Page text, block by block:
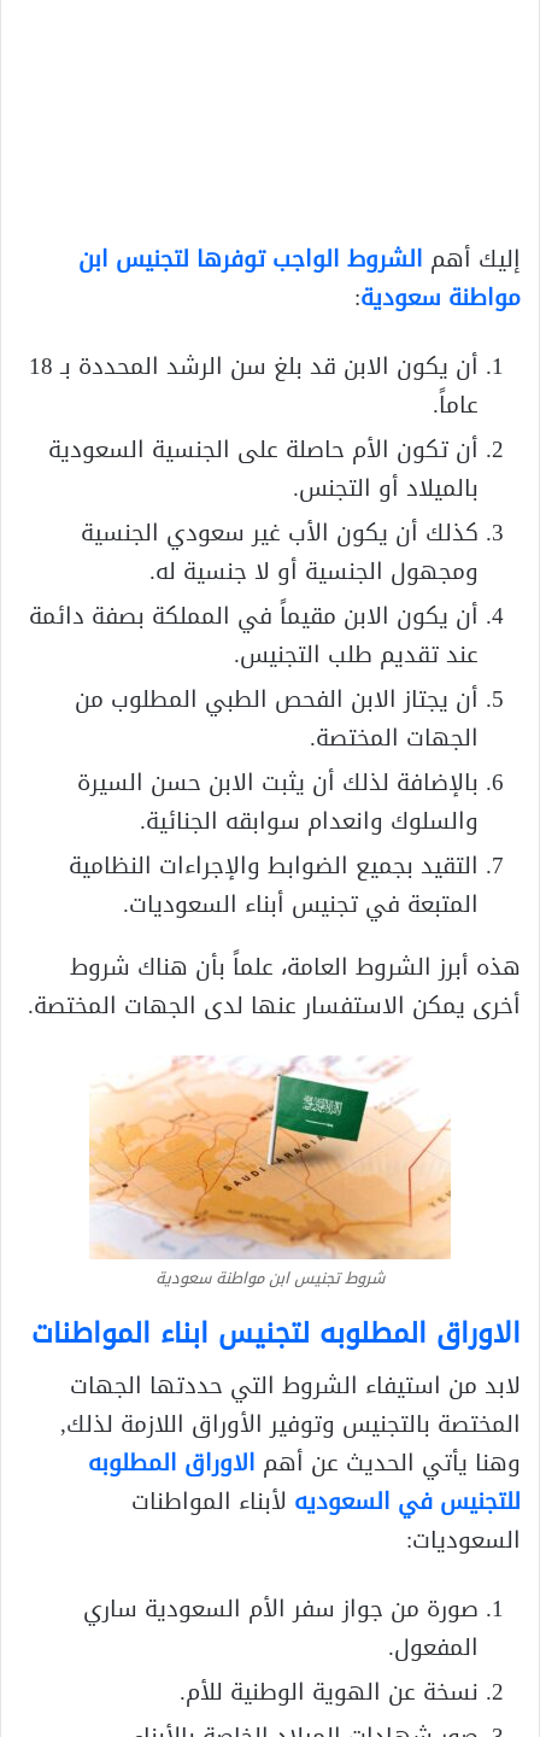
إليك أهم الشروط الواجب توفرها لتجنيس ابن
مواطنة سعودية:
أن يكون الابن قد بلغ سن الرشد المحددة بـ 18
عاماً.
أن تكون الأم حاصلة على الجنسية السعودية
بالميلاد أو التجنس.
كذلك أن يكون الأب غير سعودي الجنسية
ومجهول الجنسية أو لا جنسية له.
أن يكون الابن مقيماً في المملكة بصفة دائمة
عند تقديم طلب التجنيس.
أن يجتاز الابن الفحص الطبي المطلوب من
الجهات المختصة.
بالإضافة لذلك أن يثبت الابن حسن السيرة
والسلوك وانعدام سوابقه الجنائية.
التقيد بجميع الضوابط والإجراءات النظامية
المتبعة في تجنيس أبناء السعوديات.
هذه أبرز الشروط العامة، علماً بأن هناك شروط
أخرى يمكن الاستفسار عنها لدى الجهات المختصة.
شروط تجنيس ابن مواطنة سعودية
الاوراق المطلوبه لتجنيس ابناء المواطنات
لابد من استيفاء الشروط التي حددتها الجهات
المختصة بالتجنيس وتوفير الأوراق اللازمة لذلك,
وهنا يأتي الحديث عن أهم الاوراق المطلوبه
للتجنيس في السعوديه لأبناء المواطنات
السعوديات:
صورة من جواز سفر الأم السعودية ساري
المفعول.
نسخة عن الهوية الوطنية للأم.